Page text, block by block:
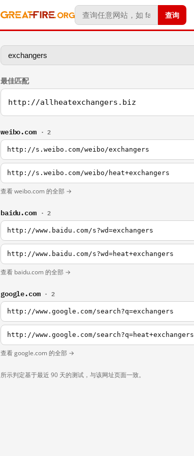
查询
最佳匹配
http://allheatexchangers.biz
weibo.com · 2
http://s.weibo.com/weibo/exchangers
http://s.weibo.com/weibo/heat+exchangers
查看 weibo.com 的全部 →
baidu.com · 2
http://www.baidu.com/s?wd=exchangers
http://www.baidu.com/s?wd=heat+exchangers
查看 baidu.com 的全部 →
google.com · 2
http://www.google.com/search?q=exchangers
http://www.google.com/search?q=heat+exchangers
查看 google.com 的全部 →
所示判定基于最近 90 天的测试，与该网址页面一致。